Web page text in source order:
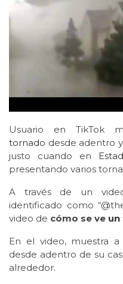
Usuario en TikTok
tornado desde adentro
justo cuando en
presentando varios
A través de un
identificado como
video de cómo se ve
En el video, muestra
desde adentro de su
alrededor.